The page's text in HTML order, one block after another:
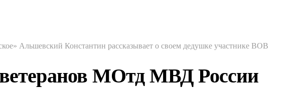
Альшевский Константин рассказывает о своем дедушке участнике ВОВ
МОтд МВД России